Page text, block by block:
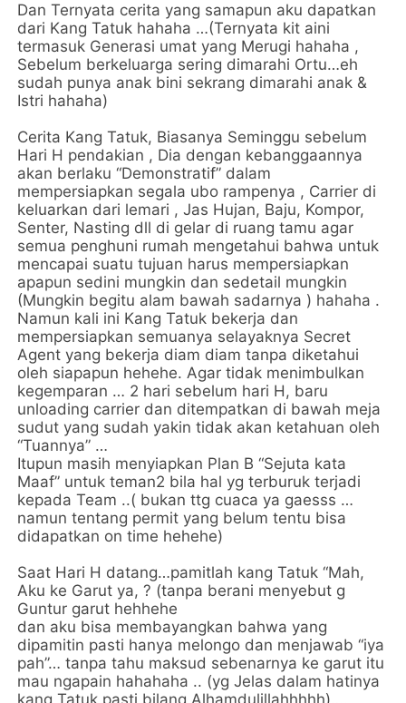
Dan Ternyata cerita yang samapun aku dapatkan
dari Kang Tatuk hahaha …(Ternyata kit aini
termasuk Generasi umat yang Merugi hahaha ,
Sebelum berkeluarga sering dimarahi Ortu…eh
sudah punya anak bini sekrang dimarahi anak &
Istri hahaha)
Cerita Kang Tatuk, Biasanya Seminggu sebelum
Hari H pendakian , Dia dengan kebanggaannya
akan berlaku “Demonstratif” dalam
mempersiapkan segala ubo rampenya , Carrier di
keluarkan dari lemari , Jas Hujan, Baju, Kompor,
Senter, Nasting dll di gelar di ruang tamu agar
semua penghuni rumah mengetahui bahwa untuk
mencapai suatu tujuan harus mempersiapkan
apapun sedini mungkin dan sedetail mungkin
(Mungkin begitu alam bawah sadarnya ) hahaha .
Namun kali ini Kang Tatuk bekerja dan
mempersiapkan semuanya selayaknya Secret
Agent yang bekerja diam diam tanpa diketahui
oleh siapapun hehehe. Agar tidak menimbulkan
kegemparan … 2 hari sebelum hari H, baru
unloading carrier dan ditempatkan di bawah meja
sudut yang sudah yakin tidak akan ketahuan oleh
“Tuannya” …
Itupun masih menyiapkan Plan B “Sejuta kata
Maaf” untuk teman2 bila hal yg terburuk terjadi
kepada Team ..( bukan ttg cuaca ya gaesss …
namun tentang permit yang belum tentu bisa
didapatkan on time hehehe)
Saat Hari H datang…pamitlah kang Tatuk “Mah,
Aku ke Garut ya, ? (tanpa berani menyebut g
Guntur garut hehhehe
dan aku bisa membayangkan bahwa yang
dipamitin pasti hanya melongo dan menjawab “iya
pah”… tanpa tahu maksud sebenarnya ke garut itu
mau ngapain hahahaha .. (yg Jelas dalam hatinya
kang Tatuk pasti bilang Alhamdulillahhhhh)….